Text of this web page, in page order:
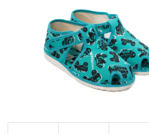
Doporučujeme
DÁMSKÉ BAČKORY MODEL 082